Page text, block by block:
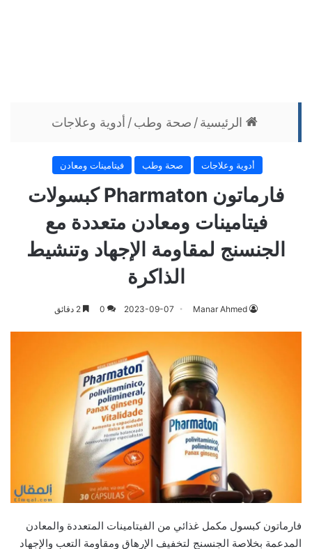
الرئيسية / صحة وطب / أدوية وعلاجات
أدوية وعلاجات صحة وطب فيتامينات ومعادن
فارماتون Pharmaton كبسولات
فيتامينات ومعادن متعددة مع
الجنسنج لمقاومة الإجهاد وتنشيط
الذاكرة
Manar Ahmed
2023-09-07
0
فارماتون كبسول مكمل غذائي من الفيتامينات المتعددة والمعادن
المدعمة بخلاصة الجنسنج لتخفيف الإرهاق ومقاومة التعب والإجهاد